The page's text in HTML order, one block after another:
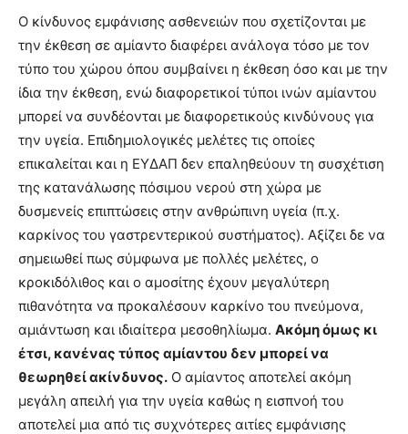
Ο κίνδυνος εμφάνισης ασθενειών που σχετίζονται με
την έκθεση σε αμίαντο διαφέρει ανάλογα τόσο με τον
τύπο του χώρου όπου συμβαίνει η έκθεση όσο και με την
ίδια την έκθεση, ενώ διαφορετικοί τύποι ινών αμίαντου
μπορεί να συνδέονται με διαφορετικούς κινδύνους για
την υγεία. Επιδημιολογικές μελέτες τις οποίες
επικαλείται και η ΕΥΔΑΠ δεν επαληθεύουν τη συσχέτιση
της κατανάλωσης πόσιμου νερού στη χώρα με
δυσμενείς επιπτώσεις στην ανθρώπινη υγεία (π.χ.
καρκίνος του γαστρεντερικού συστήματος). Αξίζει δε να
σημειωθεί πως σύμφωνα με πολλές μελέτες, ο
κροκιδόλιθος και ο αμοσίτης έχουν μεγαλύτερη
πιθανότητα να προκαλέσουν καρκίνο του πνεύμονα,
αμιάντωση και ιδιαίτερα μεσοθηλίωμα. Ακόμη όμως κι
έτσι, κανένας τύπος αμίαντου δεν μπορεί να
θεωρηθεί ακίνδυνος. Ο αμίαντος αποτελεί ακόμη
μεγάλη απειλή για την υγεία καθώς η εισπνοή του
αποτελεί μια από τις συχνότερες αιτίες εμφάνισης